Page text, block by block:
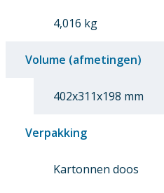
4,016 kg
Volume (afmetingen)
402x311x198 mm
Verpakking
Kartonnen doos